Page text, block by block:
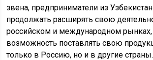
звена, предприниматели из
продолжать расширять свою
российском и международном рынках,
возможность поставлять свою
только в Россию, но и в другие страны.